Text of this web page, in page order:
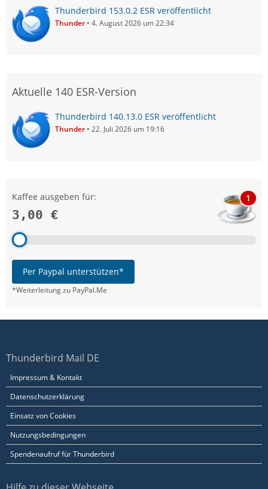
Thunderbird 153.0.2 ESR veröffentlicht
Thunder 4. August 2026 um 22:34
Aktuelle 140 ESR-Version
Thunderbird 140.13.0 ESR veröffentlicht
Thunder 22. Juli 2026 um 19:16
Kaffee ausgeben für:
3,00 €
1
Per Paypal unterstützen*
*Weiterleitung zu PayPal.Me
Thunderbird Mail DE
Impressum & Kontakt
Datenschutzerklärung
Einsatz von Cookies
Nutzungsbedingungen
Spendenaufruf für Thunderbird